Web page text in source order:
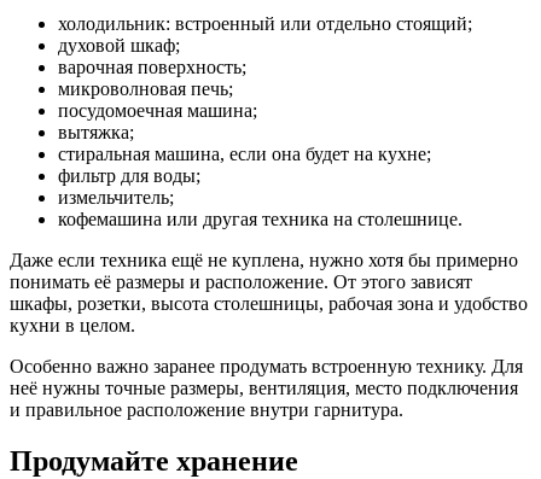
холодильник: встроенный или отдельно стоящий;
духовой шкаф;
варочная поверхность;
микроволновая печь;
посудомоечная машина;
вытяжка;
стиральная машина, если она будет на кухне;
фильтр для воды;
измельчитель;
кофемашина или другая техника на столешнице.
Даже если техника ещё не куплена, нужно хотя бы примерно
понимать её размеры и расположение. От этого зависят
шкафы, розетки, высота столешницы, рабочая зона и удобство
кухни в целом.
Особенно важно заранее продумать встроенную технику. Для
неё нужны точные размеры, вентиляция, место подключения
и правильное расположение внутри гарнитура.
Продумайте хранение